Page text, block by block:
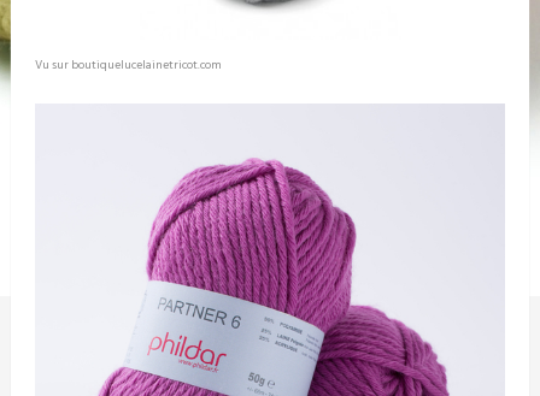
Vu sur boutiquelucelainetricot.com